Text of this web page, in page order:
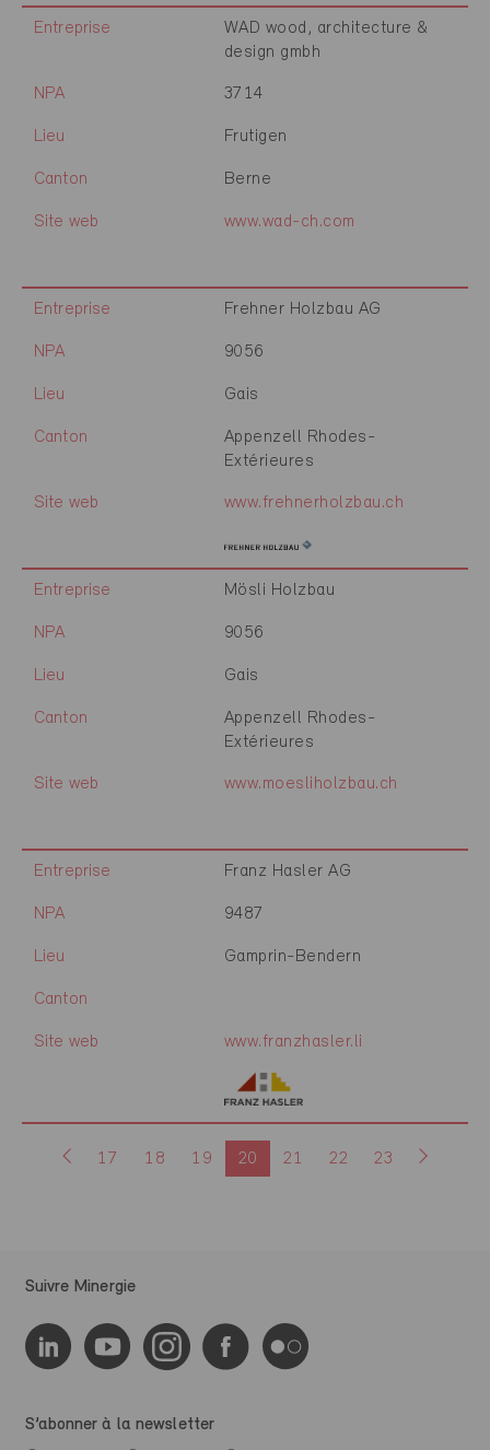
Entreprise
WAD wood, architecture &
design gmbh
NPA 3714
Lieu Frutigen
Canton Berne
Site web www.wad-ch.com
Entreprise Frehner Holzbau AG
NPA 9056
Lieu Gais
Canton
Appenzell Rhodes-
Extérieures
Site web www.frehnerholzbau.ch
Entreprise Mösli Holzbau
NPA 9056
Lieu Gais
Canton
Appenzell Rhodes-
Extérieures
Site web www.moesliholzbau.ch
Entreprise Franz Hasler AG
NPA 9487
Lieu Gamprin-Bendern
Canton
Site web www.franzhasler.li
17 18 19 20 21 22 23
Suivre Minergie
S’abonner à la newsletter